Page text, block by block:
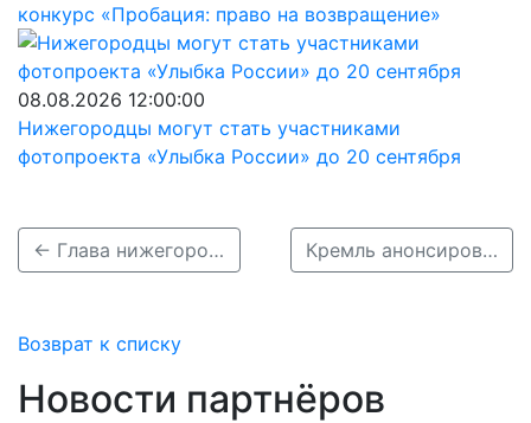
конкурс «Пробация: право на возвращение»
08.08.2026 12:00:00
Нижегородцы могут стать участниками
фотопроекта «Улыбка России» до 20 сентября
← Глава нижегородского Минздрава ушел в отставку по собственному желанию Кремль анонсировал &quot;большое выступление&quot; Путина →
Возврат к списку
Новости партнёров